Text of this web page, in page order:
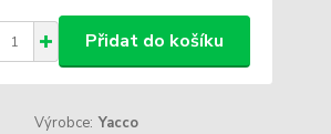
Přidat do košíku
Výrobce: Yacco